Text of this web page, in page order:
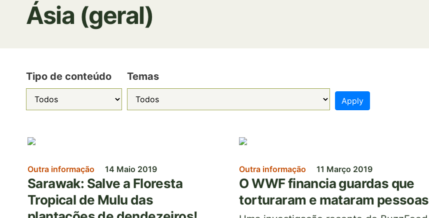
Ásia (geral)
Tipo de conteúdo Temas
Apply
Imagem
Outra informação 14 Maio 2019
Sarawak: Salve a Floresta
Tropical de Mulu das
Imagem
Outra informação 11 Março 2019
O WWF financia guardas que
torturaram e mataram pessoas